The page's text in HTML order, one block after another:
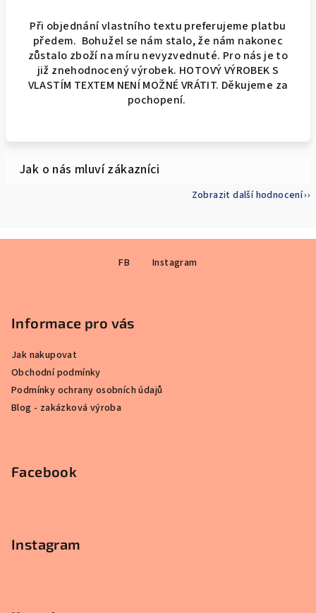
Při objednání vlastního textu preferujeme platbu
předem. Bohužel se nám stalo, že nám nakonec
zůstalo zboží na míru nevyzvednuté. Pro nás je to
již znehodnocený výrobek. HOTOVÝ VÝROBEK S
VLASTÍM TEXTEM NENÍ MOŽNÉ VRÁTIT. Děkujeme za
pochopení.
Zobrazit další hodnocení
FB Instagram
Informace pro vás
Jak nakupovat
Obchodní podmínky
Podmínky ochrany osobních údajů
Blog - zakázková výroba
Facebook
Instagram